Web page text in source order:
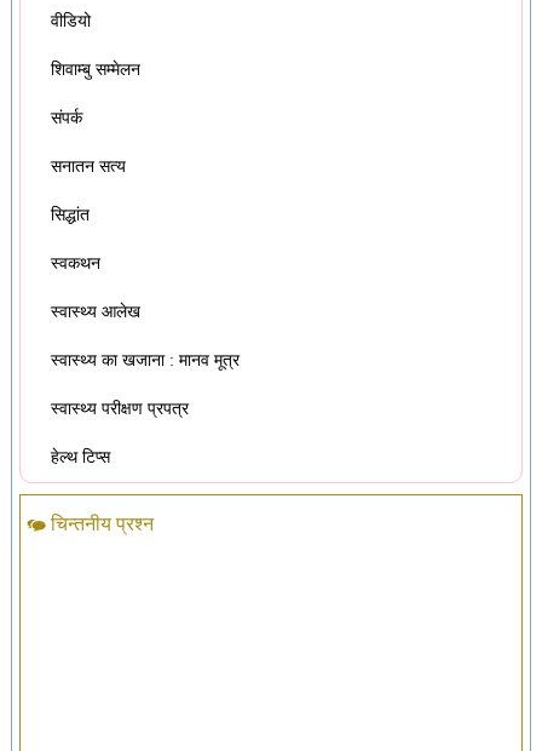
वीडियो
शिवाम्बु सम्मेलन
संपर्क
सनातन सत्य
सिद्धांत
स्वकथन
स्वास्थ्य आलेख
स्वास्थ्य का खजाना : मानव मूत्र
स्वास्थ्य परीक्षण प्रपत्र
हेल्थ टिप्स
चिन्तनीय प्रश्न